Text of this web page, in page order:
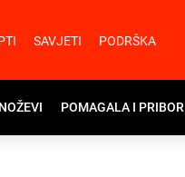
SAVJETI PODRŠKA
POMAGALA I PRIBOR